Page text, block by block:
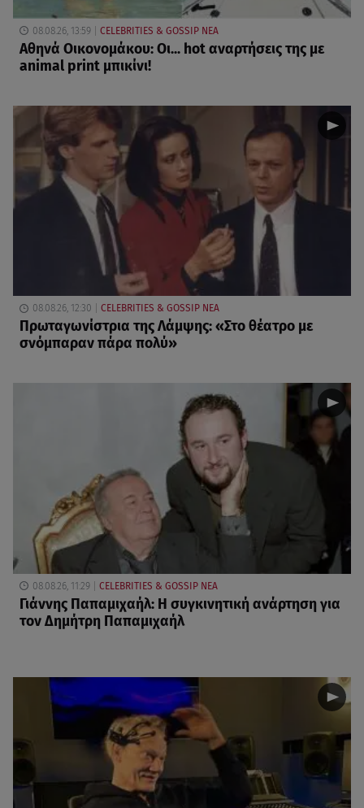
08.08.26, 13:59 CELEBRITIES & GOSSIP ΝΕΑ
Αθηνά Οικονομάκου: Οι... hot αναρτήσεις της με
animal print μπικίνι!
08.08.26, 12:30 CELEBRITIES & GOSSIP ΝΕΑ
Πρωταγωνίστρια της Λάμψης: «Στο θέατρο με
σνόμπαραν πάρα πολύ»
08.08.26, 11:29 CELEBRITIES & GOSSIP ΝΕΑ
Γιάννης Παπαμιχαήλ: Η συγκινητική ανάρτηση για
τον Δημήτρη Παπαμιχαήλ